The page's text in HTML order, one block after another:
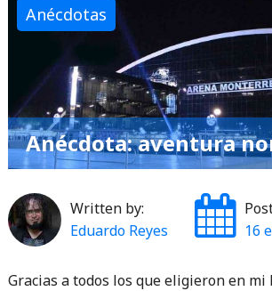
Anécdotas
Anécdota: aventura
Written by:
Eduardo Reyes
16
Gracias a todos los que eligieron en mi